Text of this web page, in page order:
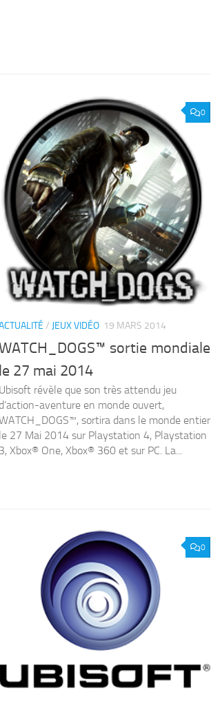
0
/ JEUX VIDÉO 19 MARS 2014
sortie mondiale
le 27 mai 2014
Ubisoft révèle que son très attendu jeu
d’action-aventure en monde ouvert,
sortira dans le monde entier
le 27 Mai 2014 sur Playstation 4, Playstation
3, Xbox® One, Xbox® 360 et sur PC. La...
0